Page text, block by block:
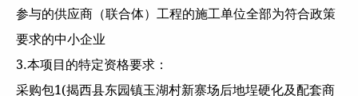
参与的供应商（联合体）工程的施工单位全部为符合政策
要求的中小企业
3.本项目的特定资格要求：
采购包1(揭西县东园镇玉湖村新寨场后地埕硬化及配套商